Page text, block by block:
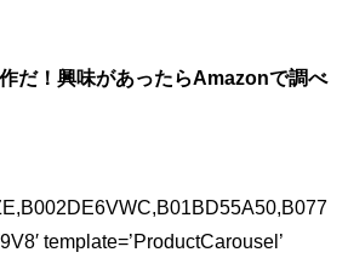
だ！興味があったらAmazonで調べ
template=’ProductCarousel’